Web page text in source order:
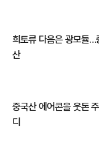
희토류 다음은 광모듈…
산
중국산 에어콘을 웃돈
디